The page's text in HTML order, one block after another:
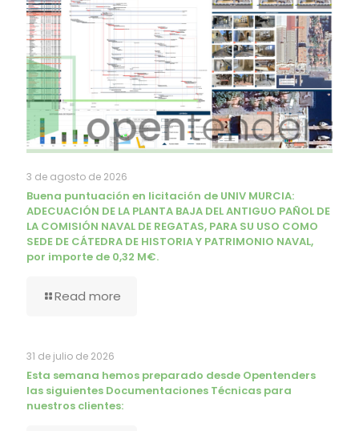
3 de agosto de 2026
Buena puntuación en licitación de UNIV MURCIA:
ADECUACIÓN DE LA PLANTA BAJA DEL ANTIGUO PAÑOL DE
LA COMISIÓN NAVAL DE REGATAS, PARA SU USO COMO
SEDE DE CÁTEDRA DE HISTORIA Y PATRIMONIO NAVAL,
por importe de 0,32 M€.
Read more
31 de julio de 2026
Esta semana hemos preparado desde Opentenders
las siguientes Documentaciones Técnicas para
nuestros clientes: